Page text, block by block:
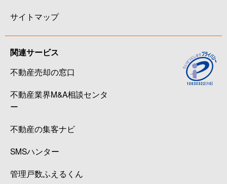
サイトマップ
関連サービス
不動産売却の窓口
不動産業界M&A相談センタ
ー
不動産の集客ナビ
SMSハンター
管理戸数ふえるくん